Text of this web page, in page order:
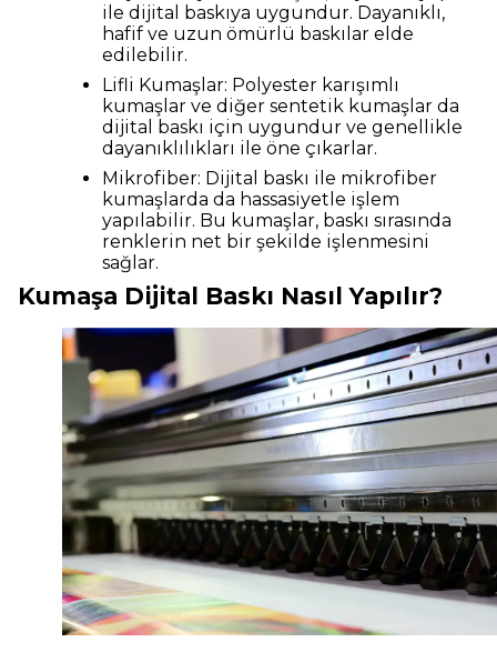
ile dijital baskıya uygundur. Dayanıklı,
hafif ve uzun ömürlü baskılar elde
edilebilir.
Lifli Kumaşlar: Polyester karışımlı
kumaşlar ve diğer sentetik kumaşlar da
dijital baskı için uygundur ve genellikle
dayanıklılıkları ile öne çıkarlar.
Mikrofiber: Dijital baskı ile mikrofiber
kumaşlarda da hassasiyetle işlem
yapılabilir. Bu kumaşlar, baskı sırasında
renklerin net bir şekilde işlenmesini
sağlar.
Kumaşa Dijital Baskı Nasıl Yapılır?